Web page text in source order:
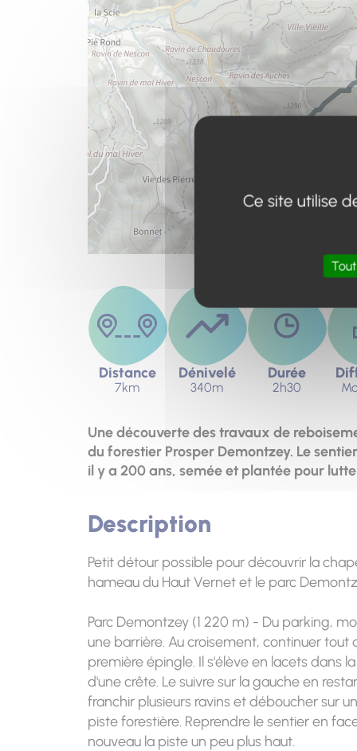
Distance
7km
Dénivelé
340m
Durée
2h30
Une découverte des travaux de
du forestier Prosper Demontzey. Le
il y a 200 ans, semée et plantée pour
Description
Petit détour possible pour découvrir la
hameau du Haut Vernet et le parc
Parc Demontzey (1 220 m) - Du parking,
une barrière. Au croisement, continuer
première épingle. Il s'élève en lacets dans
d'une crête. Le suivre sur la gauche en
franchir plusieurs ravins et déboucher sur
piste forestière. Reprendre le sentier en
nouveau la piste un peu plus haut.
Ce site utilise